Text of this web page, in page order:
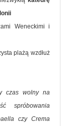
Weneckimi i
plażą wzdłuż
czas wolny na
spróbowania
czy Crema